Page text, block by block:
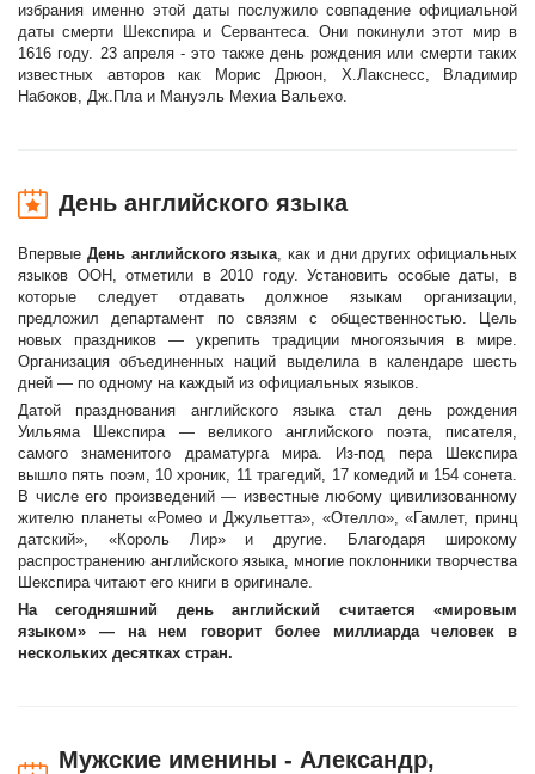
избрания именно этой даты послужило совпадение официальной
даты смерти Шекспира и Сервантеса. Они покинули этот мир в
1616 году. 23 апреля - это также день рождения или смерти таких
известных авторов как Морис Дрюон, X.Лакснесс, Владимир
Набоков, Дж.Пла и Мануэль Мехиа Вальехо.
День английского языка
Впервые День английского языка, как и дни других официальных
языков ООН, отметили в 2010 году. Установить особые даты, в
которые следует отдавать должное языкам организации,
предложил департамент по связям с общественностью. Цель
новых праздников — укрепить традиции многоязычия в мире.
Организация объединенных наций выделила в календаре шесть
дней — по одному на каждый из официальных языков.
Датой празднования английского языка стал день рождения
Уильяма Шекспира — великого английского поэта, писателя,
самого знаменитого драматурга мира. Из-под пера Шекспира
вышло пять поэм, 10 хроник, 11 трагедий, 17 комедий и 154 сонета.
В числе его произведений — известные любому цивилизованному
жителю планеты «Ромео и Джульетта», «Отелло», «Гамлет, принц
датский», «Король Лир» и другие. Благодаря широкому
распространению английского языка, многие поклонники творчества
Шекспира читают его книги в оригинале.
На сегодняшний день английский считается «мировым
языком» — на нем говорит более миллиарда человек в
нескольких десятках стран.
Мужские именины - Александр,